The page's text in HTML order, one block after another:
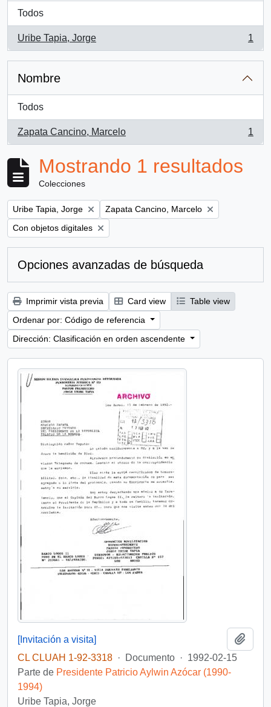
Todos
Uribe Tapia, Jorge
, 1 resultados
1
Nombre
Todos
Zapata Cancino, Marcelo
, 1 resultados
1
Mostrando 1 resultados
Colecciones
Remove filter:
Uribe Tapia, Jorge Remove filter:
Zapata Cancino, Marcelo
Remove filter:
Con objetos digitales
Opciones avanzadas de búsqueda
Imprimir vista previa Card view
Table view
Ordenar por: Código de referencia
Dirección: Clasificación en orden ascendente
[Invitación a visita]
CL CLUAH 1-92-3318 · Documento · 1992-02-15
Parte de Presidente Patricio Aylwin Azócar (1990-
1994)
Uribe Tapia, Jorge